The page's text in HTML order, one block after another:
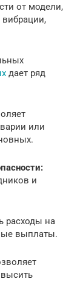
от модели,
вибрации,
дает ряд
или
и
расходы на
выплаты.